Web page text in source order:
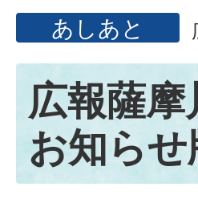
あしあと
広報薩
お知らせ